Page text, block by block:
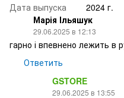
Дата выпуска
2024 г.
Марія Ільяшук
29.06.2025 в 12:13
гарно і впевнено лежить в
Ответить
GSTORE
29.06.2025 в 13:55